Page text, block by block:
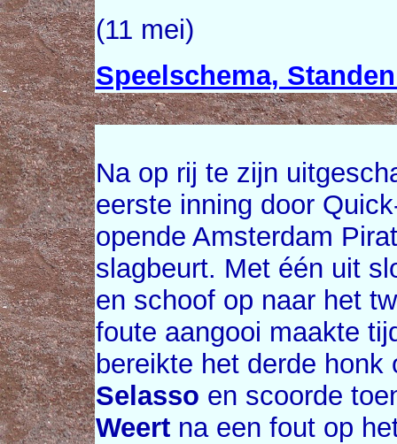
(11 mei)
Speelschema,
Na op rij te zijn
eerste inning door
opende Amsterdam
slagbeurt. Met één uit
en schoof op naar het
foute aangooi maakte
bereikte het derde
Selasso en scoorde
Weertna een fout op